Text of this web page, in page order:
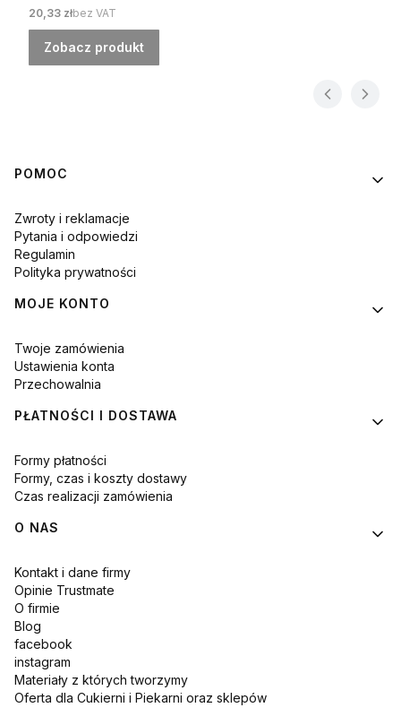
Cena
20,33 złbez VAT
Zobacz produkt
Linki w stopce
POMOC
Zwroty i reklamacje
Pytania i odpowiedzi
Regulamin
Polityka prywatności
MOJE KONTO
Twoje zamówienia
Ustawienia konta
Przechowalnia
PŁATNOŚCI I DOSTAWA
Formy płatności
Formy, czas i koszty dostawy
Czas realizacji zamówienia
O NAS
Kontakt i dane firmy
Opinie Trustmate
O firmie
Blog
facebook
instagram
Materiały z których tworzymy
Oferta dla Cukierni i Piekarni oraz sklepów